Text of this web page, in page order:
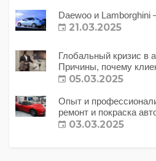
Daewoo и Lamborghini
21.03.2025
Глобальный кризис в
Причины, почему
с этим делать?
05.03.2025
Опыт и
ремонт и покраска
03.03.2025